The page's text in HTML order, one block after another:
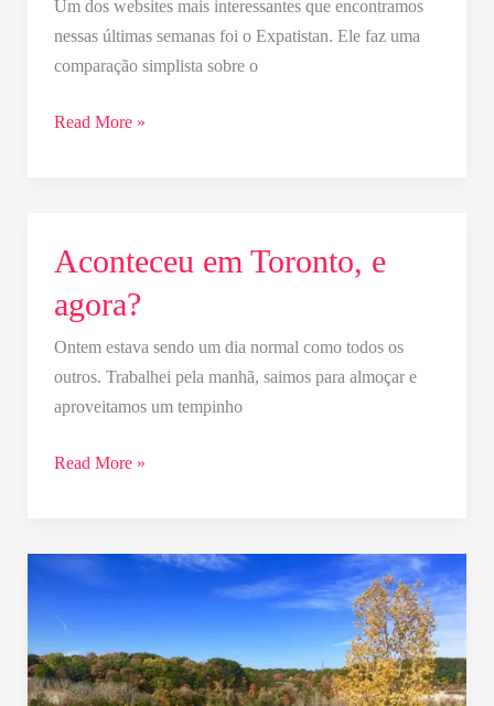
Um dos websites mais interessantes que encontramos
nessas últimas semanas foi o Expatistan. Ele faz uma
comparação simplista sobre o
vida
pelo
Read More »
Aconteceu em Toronto, e
agora?
Ontem estava sendo um dia normal como todos os
outros. Trabalhei pela manhã, saimos para almoçar e
aproveitamos um tempinho
Aconteceu
Toronto,
e
agora?
Read More »
Works
–
um